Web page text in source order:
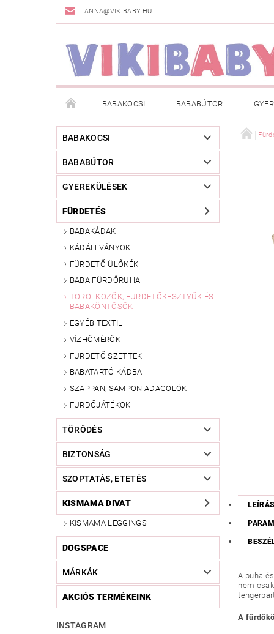
ANNA@VIKIBABY.HU
BABAKOCSI BABABÚTOR
DOGSPACE AKCIÓS
TÖRZSVÁSÁRLÓI PROGRAM RÓLUNK
BABAKOCSI
BABABÚTOR
GYEREKÜLÉSEK
FÜRDETÉS
BABAKÁDAK
KÁDÁLLVÁNYOK
FÜRDETŐ ÜLŐKÉK
BABA FÜRDŐRUHA
TÖRÖLKÖZŐK, FÜRDETŐKESZTYŰK ÉS
BABAKÖNTÖSÖK
EGYÉB TEXTIL
VÍZHŐMÉRŐK
FÜRDETŐ SZETTEK
BABATARTÓ KÁDBA
SZAPPAN, SAMPON ADAGOLÓK
FÜRDŐJÁTÉKOK
TÖRŐDÉS
BIZTONSÁG
SZOPTATÁS, ETETÉS
KISMAMA DIVAT
KISMAMA LEGGINGS
DOGSPACE
MÁRKÁK
AKCIÓS TERMÉKEINK
INSTAGRAM
LEÍRÁS
A puha
nem
A